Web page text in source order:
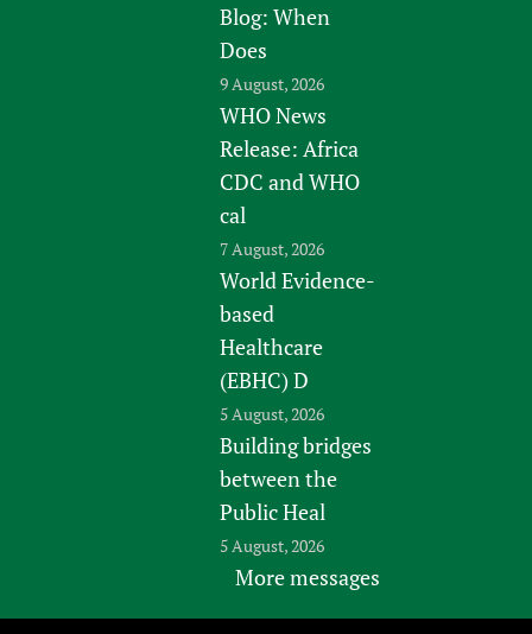
Blog: When
Does
9 August, 2026
WHO News
Release: Africa
CDC and WHO
cal
7 August, 2026
World Evidence-
based
Healthcare
(EBHC) D
5 August, 2026
Building bridges
between the
Public Heal
5 August, 2026
More messages